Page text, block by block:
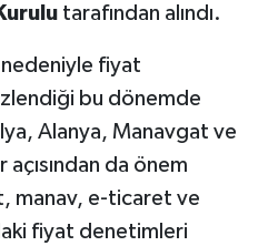
tarafından alındı.
fiyat
bu dönemde
Alanya, Manavgat ve
da önem
manav, e-ticaret ve
fiyat denetimleri